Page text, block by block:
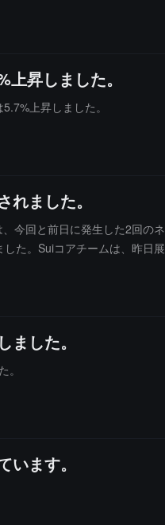
昇しました。
上昇しました。
ました。
今回と前日に発生した2回の
た。Suiコアチームは、昨日
れた既知の問題が完全に解
した。
ます。